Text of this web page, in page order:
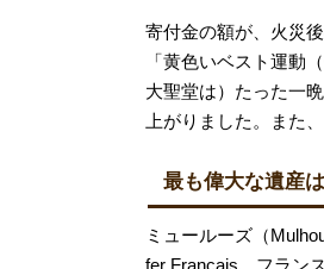
寄付金の額が、火災
「黄色いベスト運動
大聖堂は）たった一
上がりました。また
最も偉大な遺産
ミュールーズ（